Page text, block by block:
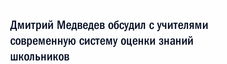
Дмитрий Медведев обсудил с учителями
современную систему оценки знаний
школьников